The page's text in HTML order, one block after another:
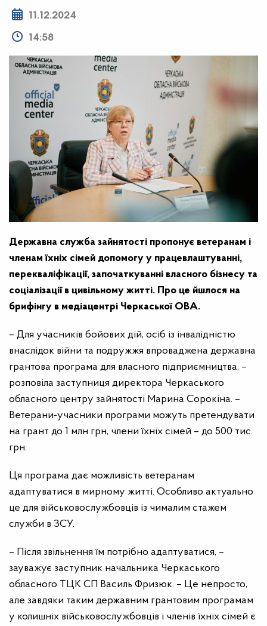
11.12.2024
14:58
Державна служба зайнятості пропонує ветеранам і
членам їхніх сімей допомогу у працевлаштуванні,
перекваліфікації, започаткуванні власного бізнесу та
соціалізації в цивільному житті. Про це йшлося на
брифінгу в медіацентрі Черкаської ОВА.
– Для учасників бойових дій, осіб із інвалідністю
внаслідок війни та подружжя впроваджена державна
грантова програма для власного підприємництва, –
розповіла заступниця директора Черкаського
обласного центру зайнятості Марина Сорокіна. –
Ветерани-учасники програми можуть претендувати
на грант до 1 млн грн, члени їхніх сімей – до 500 тис.
грн.
Ця програма дає можливість ветеранам
адаптуватися в мирному житті. Особливо актуально
це для військовослужбовців із чималим стажем
служби в ЗСУ.
– Після звільнення їм потрібно адаптуватися, –
зауважує заступник начальника Черкаського
обласного ТЦК СП Василь Фризюк. – Це непросто,
але завдяки таким державним грантовим програмам
у колишніх військовослужбовців і членів їхніх сімей є